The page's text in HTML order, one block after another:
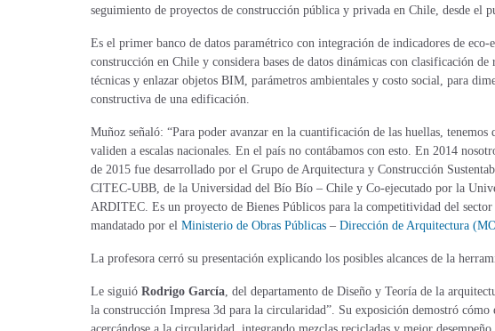
seguimiento de proyectos de construcción pública y privada en Chile, desde el
Es el primer banco de datos paramétrico con integración de indicadores de
construcción en Chile y considera bases de datos dinámicas con clasificación
técnicas y enlazar objetos BIM, parámetros ambientales y costo social, para
constructiva de una edificación.
Muñoz señaló: “Para poder avanzar en la cuantificación de las huellas, tenemos
validen a escalas nacionales. En el país no contábamos con esto. En 2014
de 2015 fue desarrollado por el Grupo de Arquitectura y Construcción
CITEC-UBB, de la Universidad del Bío Bío – Chile y Co-ejecutado por la
ARDITEC. Es un proyecto de Bienes Públicos para la competitividad del
mandatado por el Ministerio de Obras Públicas – Dirección de Arquitectura
La profesora cerró su presentación explicando los posibles alcances de la
Le siguió Rodrigo García, del departamento de Diseño y Teoría de la
la construcción Impresa 3d para la circularidad”. Su exposición demostró